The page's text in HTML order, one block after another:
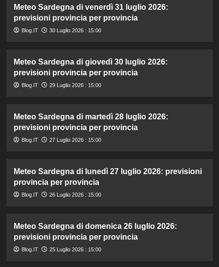
Meteo Sardegna di venerdì 31 luglio 2026:
previsioni provincia per provincia
Blog.IT 30 Luglio 2026 : 15:00
Meteo Sardegna di giovedì 30 luglio 2026:
previsioni provincia per provincia
Blog.IT 29 Luglio 2026 : 15:00
Meteo Sardegna di martedì 28 luglio 2026:
previsioni provincia per provincia
Blog.IT 27 Luglio 2026 : 15:00
Meteo Sardegna di lunedì 27 luglio 2026: previsioni
provincia per provincia
Blog.IT 26 Luglio 2026 : 15:00
Meteo Sardegna di domenica 26 luglio 2026:
previsioni provincia per provincia
Blog.IT 25 Luglio 2026 : 15:00